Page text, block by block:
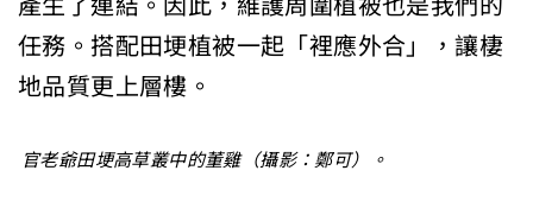
任務。搭配田埂植被一起「裡應外合」，讓棲
地品質更上層樓。
官老爺田埂高草叢中的董雞（攝影：鄭可）。